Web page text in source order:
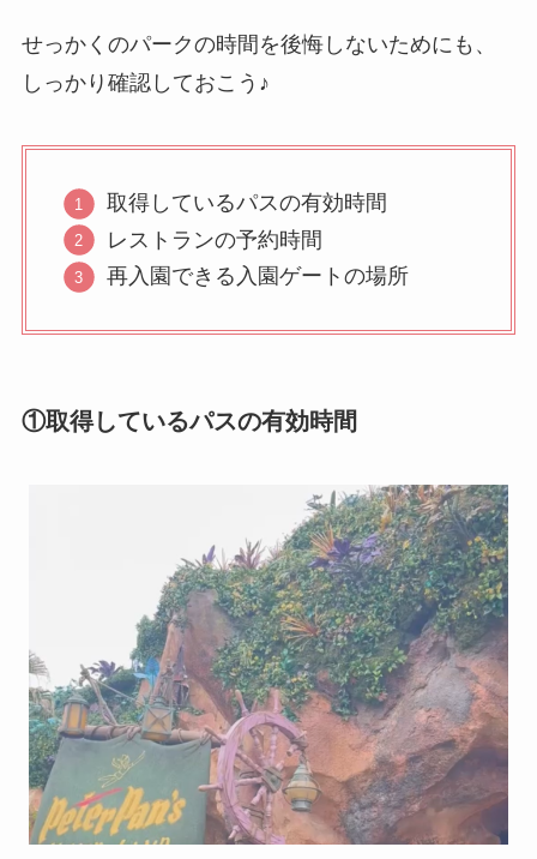
せっかくのパークの時間を後悔しないためにも、
しっかり確認しておこう♪
取得しているパスの有効時間
レストランの予約時間
再入園できる入園ゲートの場所
①取得しているパスの有効時間